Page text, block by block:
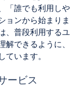
「誰でも利用しや
ョンから始まりま
、普段利用するユ
できるように、
います。
ービス